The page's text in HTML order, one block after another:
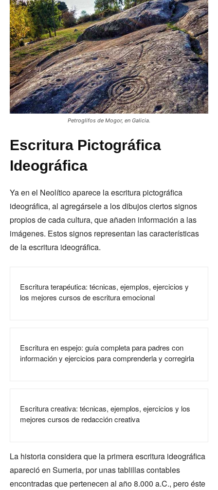
Petroglifos de Mogor, en Galicia.
Escritura Pictográfica
Ideográfica
Ya en el Neolítico aparece la escritura pictográfica
ideográfica, al agregársele a los dibujos ciertos signos
propios de cada cultura, que añaden información a las
imágenes. Estos signos representan las características
de la escritura ideográfica.
Escritura terapéutica: técnicas, ejemplos, ejercicios y
los mejores cursos de escritura emocional
Escritura en espejo: guía completa para padres con
información y ejercicios para comprenderla y corregirla
Escritura creativa: técnicas, ejemplos, ejercicios y los
mejores cursos de redacción creativa
La historia considera que la primera escritura ideográfica
apareció en Sumeria, por unas tablillas contables
encontradas que pertenecen al año 8.000 a.C., pero éste